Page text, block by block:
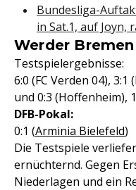
Bundesliga-
in Sat.1, auf Joyn,
Werder Bremen
Testspielergebnisse:
6:0 (FC Verden 04), 3:1
und 0:3 (Hoffenheim),
DFB-Pokal:
0:1 (Arminia Bielefeld)
Die Testspiele
ernüchternd. Gegen
Niederlagen und ein